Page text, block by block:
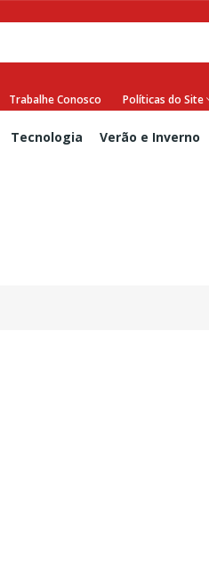
Trabalhe Conosco Políticas do Site
Tecnologia Verão e Inverno